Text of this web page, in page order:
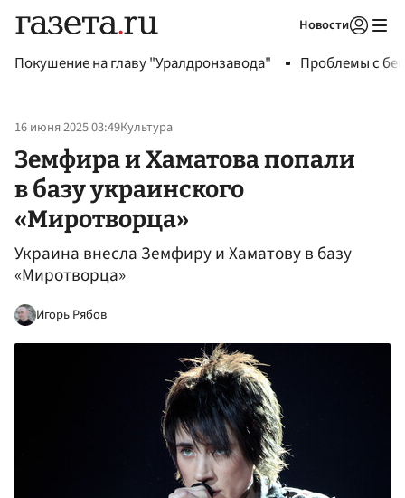
Новости
Покушение на главу "Уралдронзавода" Проблемы с
16 июня 2025 03:49Культура
Земфира и Хаматова попали
в базу украинского
«Миротворца»
Украина внесла Земфиру и Хаматову в базу
«Миротворца»
Игорь Рябов